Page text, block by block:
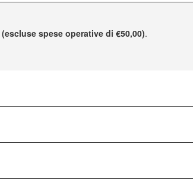
(escluse spese operative di €50,00).